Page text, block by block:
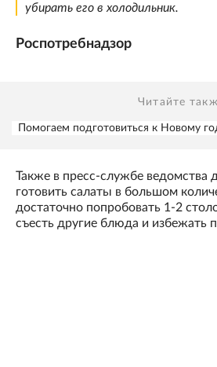
убирать его в холодильник.
Роспотребнадзор
Читайте
Помогаем подготовиться к Новому
Также в пресс-службе ведомства
готовить салаты в большом
достаточно попробовать 1-2
съесть другие блюда и избежать